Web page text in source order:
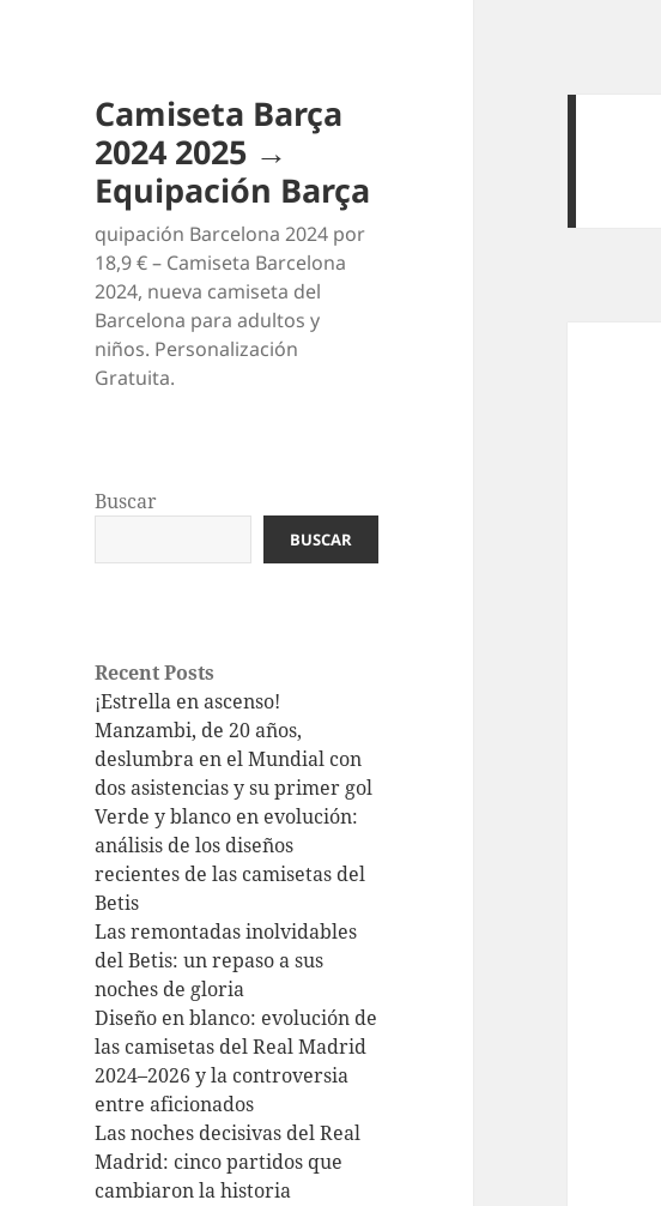
Camiseta Barça
2024 2025 →
Equipación Barça
quipación Barcelona 2024 por
18,9 € – Camiseta Barcelona
2024, nueva camiseta del
Barcelona para adultos y
niños. Personalización
Gratuita.
Buscar
BUSCAR
Recent Posts
¡Estrella en ascenso!
Manzambi, de 20 años,
deslumbra en el Mundial con
dos asistencias y su primer gol
Verde y blanco en evolución:
análisis de los diseños
recientes de las camisetas del
Betis
Las remontadas inolvidables
del Betis: un repaso a sus
noches de gloria
Diseño en blanco: evolución de
las camisetas del Real Madrid
2024–2026 y la controversia
entre aficionados
Las noches decisivas del Real
Madrid: cinco partidos que
cambiaron la historia